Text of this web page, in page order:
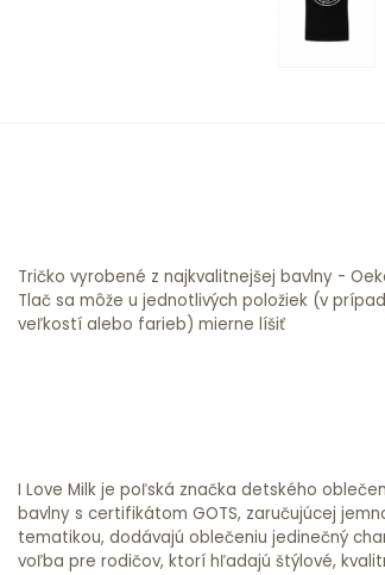
Tričko vyrobené z najkvalitnejšej bavlny -
Tlač sa môže u jednotlivých položiek (v
veľkostí alebo farieb) mierne líšiť
I Love Milk je poľská značka detského
bavlny s certifikátom GOTS, zaručujúcej
tematikou, dodávajú oblečeniu jedinečný
voľba pre rodičov, ktorí hľadajú štýlové,